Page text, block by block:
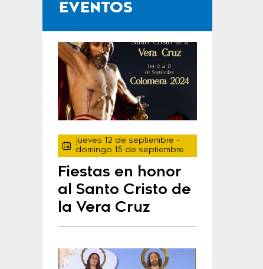
EVENTOS
jueves 12 de septiembre -
domingo 15 de septiembre
Fiestas en honor
al Santo Cristo de
la Vera Cruz